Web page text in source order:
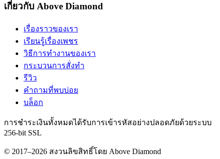
เกี่ยวกับ Above Diamond
เรื่องราวของเรา
เรียนรู้เรื่องเพชร
วิธีการทำงานของเรา
กระบวนการสั่งทำ
รีวิว
คำถามที่พบบ่อย
บล็อก
การชำระเงินทั้งหมดได้รับการเข้ารหัสอย่างปลอดภัยด้วยระบบ
256-bit SSL
© 2017–2026 สงวนลิขสิทธิ์โดย Above Diamond